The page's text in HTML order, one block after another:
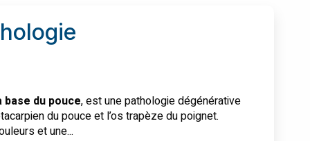
du pouce, est une pathologie dégénérative
du pouce et l’os trapèze du poignet.
et une...